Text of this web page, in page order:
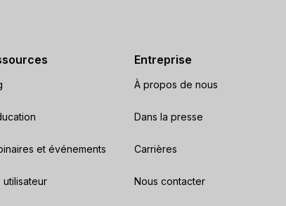
et événements
utilisateur
Entreprise
À propos de nous
Dans la presse
Carrières
Nous contacter